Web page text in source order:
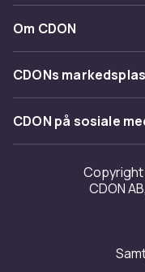
Kontakt oss
Levering
Tilbakekallinger
Kategorier
Varemerker
Om CDON
Om oss
Kundeanmeldelser
Jobbe på CDON
Investor relations
Tilgjengelighet
CDONs
Merchant Help
CDON på sosiale
Copyright
CDON